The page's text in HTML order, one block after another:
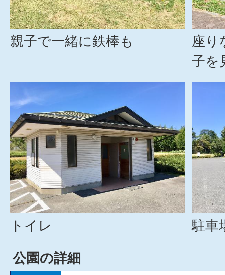
親子で一緒に鉄棒も
座り
子を
トイレ
駐車
公園の詳細